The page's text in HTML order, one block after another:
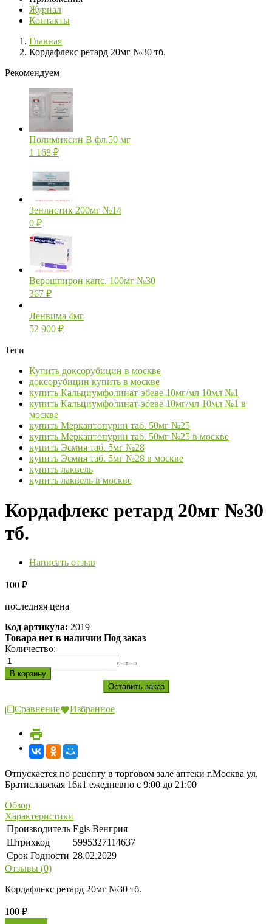
Журнал
Контакты
Главная
Кордафлекс ретард 20мг №30 тб.
Рекомендуем
Полимиксин В фл.50 мг
1 168 ₽
Зенлистик 200мг №14
0 ₽
Верошпирон капс. 100мг №30
367 ₽
Ленвима 4мг
52 900 ₽
Теги
Купить доксорубицин в москве
доксорубицин купить в москве
купить Кальциумфолинат-эбеве 10мг/мл 10мл №1
купить Кальциумфолинат-эбеве 10мг/мл 10мл №1 в
москве
купить Меркаптопурин таб. 50мг №25
купить Меркаптопурин таб. 50мг №25 в москве
купить Эсмия таб. 5мг №28
купить Эсмия таб. 5мг №28 в москве
купить лаквель
купить лаквель в москве
Кордафлекс ретард 20мг №30
тб.
Написать отзыв
100 ₽
последняя цена
Код артикула: 2019
Товара нет в наличии Под заказ
Количество:
Сравнение Избранное
Отпускается по рецепту в торговом зале аптеки г.Москва ул.
Братиславская 16к1 ежедневно с 9:00 до 21:00
Обзор
Характеристики
Производитель Egis Венгрия
Штрихкод
5995327114637
Срок Годности 28.02.2029
Отзывы (0)
Кордафлекс ретард 20мг №30 тб.
100 ₽